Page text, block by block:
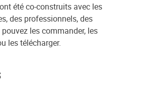
été co-construits avec les
des professionnels, des
les commander, les
les télécharger.